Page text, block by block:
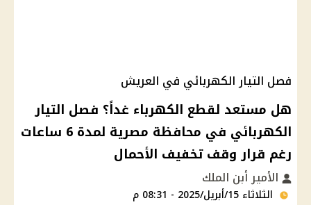
فصل التيار الكهربائي في العريش
هل مستعد لقطع الكهرباء غداً؟ فصل التيار
الكهربائي في محافظة مصرية لمدة 6 ساعات
رغم قرار وقف تخفيف الأحمال
الأمير أبن الملك
الثلاثاء 15/أبريل/2025 - 08:31 م